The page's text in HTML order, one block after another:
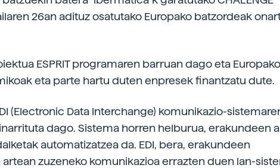
26an adituz osatutako Europako batzordeak
ESPRIT programaren barruan dago eta Europako
eta parte hartu duten enpresek finantzatu dute.
(Electronic Data Interchange) komunikazio-
dago. Sistema horren helburua, erakundeen
automatizatzea da. EDI, bera, erakundeen
zuzeneko komunikazioa errazten duen lan-